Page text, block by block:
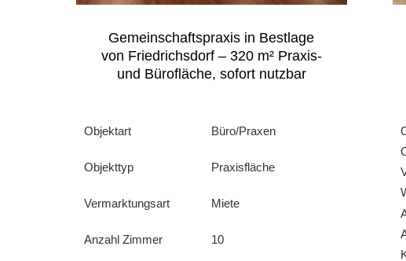
Gemeinschaftspraxis in Bestlage
von Friedrichsdorf – 320 m² Praxis-
und Bürofläche, sofort nutzbar
Objektart Büro/Praxen
Objekttyp Praxisfläche
Vermarktungsart Miete
Anzahl Zimmer 10